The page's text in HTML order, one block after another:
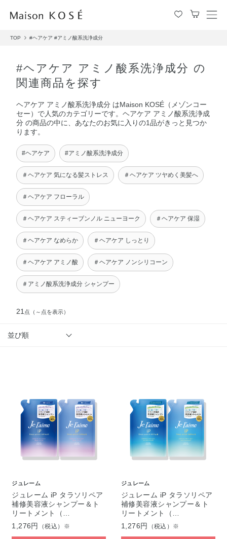
メ
TOP #ヘアケア #アミノ酸系洗浄成分
#ヘアケア アミノ酸系洗浄成分 の
関連商品を探す
ヘアケア アミノ酸系洗浄成分 はMaison KOSÉ（メゾンコー
セー）で人気のカテゴリーです。ヘアケア アミノ酸系洗浄成
分 の商品の中に、あなたのお気に入りの1品がきっと見つか
ります。
#ヘアケア #アミノ酸系洗浄成分
＃ヘアケア 気になる髪ストレス ＃ヘアケア ツヤめく美髪へ
＃ヘアケア フローラル
＃ヘアケア スティーブンノル ニューヨーク ＃ヘアケア 保湿
＃ヘアケア なめらか ＃ヘアケア しっとり
＃ヘアケア アミノ酸 ＃ヘアケア ノンシリコーン
＃アミノ酸系洗浄成分 シャンプー
21 点 （～点を表示）
並び順
ジュレーム
ジュレーム iP タラソリペア
補修美容液シャンプー＆ト
リートメント（…
1,276円
（税込）※
ジュレーム
ジュレーム iP タラソリペア
補修美容液シャンプー＆ト
リートメント（…
1,276円
（税込）※